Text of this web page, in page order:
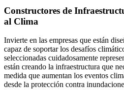
Constructores de
al Clima
Invierte en las empresas que están
capaz de soportar los desafíos
seleccionadas cuidadosamente
están creando la infraestructura que
medida que aumentan los eventos
desde la protección contra